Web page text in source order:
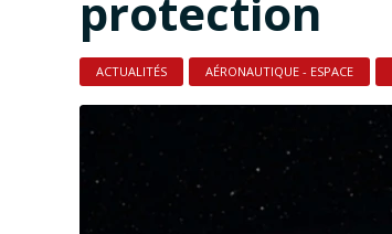
protection
ACTUALITÉS AÉRONAUTIQUE - ESPACE